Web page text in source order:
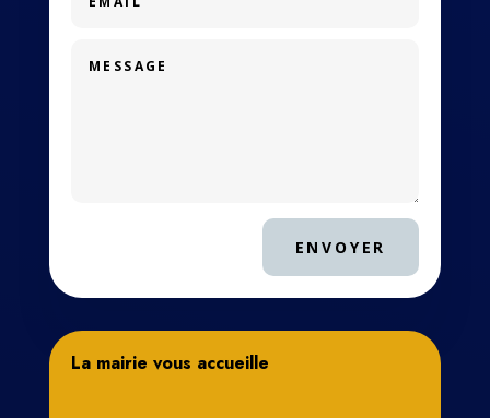
ENVOYER
La mairie vous accueille